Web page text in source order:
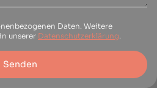
Daten. Weitere
unserer Datenschutzerklärung
Senden